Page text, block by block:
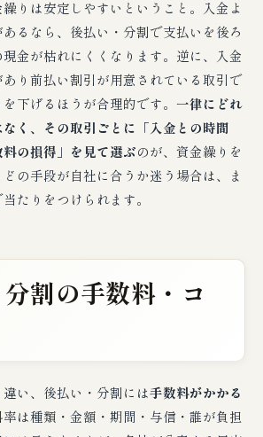
繰りは安定しやすいということ。入金よ
るなら、後払い・分割で支払いを後ろ
金が枯れにくくなります。逆に、入金
り前払い割引が用意されている取引で
下げるほうが合理的です。 一律にどれ
く、その取引ごとに「入金との時間
の損得」を見て選ぶのが、資金繰りを
の手段が自社に合うか迷う場合は、ま
当たりをつけられます。
割の手数料・コ
い、後払い・分割には手数料がかかる
は種類・金額・期間・与信・誰が負担